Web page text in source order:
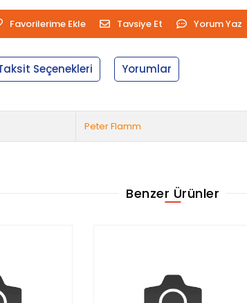
Favorilerime Ekle Tavsiye Et Yorum Yaz
Seçenekleri Yorumlar
Peter Flamm
Benzer Ürünler